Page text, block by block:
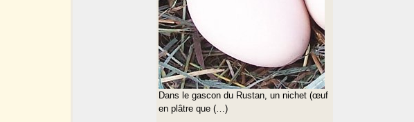
Dans le gascon du Rustan, un nichet (œuf
en plâtre que (…)